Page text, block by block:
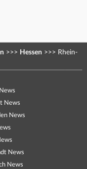
>>> Hessen >>> Rhein-
News
News
News
News